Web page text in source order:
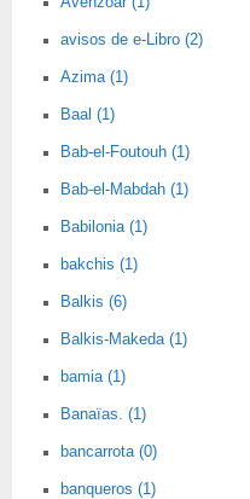
avisos de e-Libro (2)
Azima (1)
Baal (1)
Bab-el-Foutouh (1)
Bab-el-Mabdah (1)
Babilonia (1)
bakchis (1)
Balkis (6)
Balkis-Makeda (1)
bamia (1)
Banaïas. (1)
bancarrota (0)
banqueros (1)